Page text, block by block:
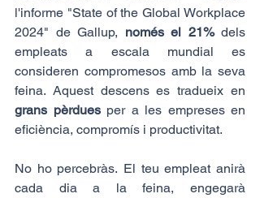
l'informe "State of the Global Workplace
2024" de Gallup, només el 21% dels
empleats a escala mundial es
consideren compromesos amb la seva
grans pèrdues per a les empreses en
eficiència, compromís i productivitat.
No ho percebràs. El teu empleat anirà
cada dia a la feina, engegarà